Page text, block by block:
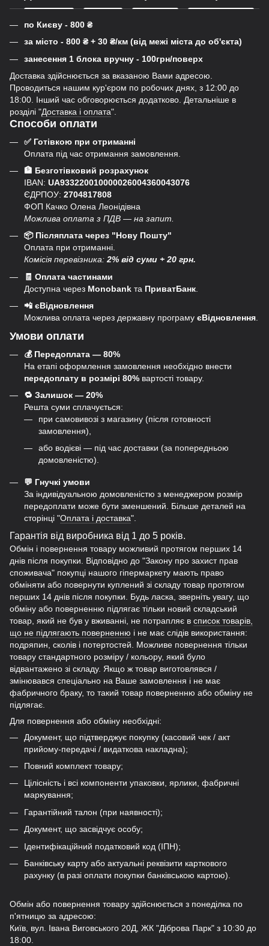
по Києву - 800 ₴
за місто - 800 ₴ + 30 ₴/км (від межі міста до об'єкта)
занесення 1 блока вручну - 100грн/поверх
Доставка здійснюється за вказаною Вами адресою.
Проводиться нашим кур'єром по робочих днях, з 12:00 до
18:00. Інший час обговорюється додатково. Детальніше в
розділі "Доставка і оплата".
Способи оплати
✅ Готівкою при отриманні
Оплата під час отримання замовлення.
🏦 Безготівковий розрахунок
IBAN: UA933220010000026004360043076
ЄДРПОУ: 2704817808
ФОП Качко Олена Леонідівна
Можлива оплата з ПДВ — на запит.
📦 Післяплата через "Нову Пошту"
Оплата при отриманні.
Комісія перевізника:2% від суми + 20 грн.
🧾 Оплата частинами
Доступна через Monobank та ПриватБанк
📲 єВідновлення
Можлива оплата через державну програму єВідновлення
Умови оплати
💰 Передоплата — 80%
На етапі оформлення замовлення необхідно внести
передоплату в розмірі 80% вартості товару.
🔁 Залишок — 20%
Решта суми сплачується:
при самовивозі з магазину (після готовності
замовлення),
або водієві — під час доставки (за попередньою
домовленістю).
💬 Гнучкі умови
За індивідуальною домовленістю з менеджером розмір
передоплати може бути зменшений. Більше деталей на
сторінці "Оплата і доставка".
Гарантія від виробника від 1 до 5 років.
Обмін і повернення товару можливий протягом перших 14
днів після покупки. Відповідно до "Закону про захист прав
споживача" покупці нашого гіпермаркету мають право
обміняти або повернути куплений зі складу товар протягом
перших 14 днів після покупки. Будь ласка, зверніть увагу, що
обміну або поверненню підлягає тільки новий складський
товар, який не був у вживанні, не потрапляє в список товарів,
що не підлягають поверненню і не має слідів використання:
подряпин, сколів і потертостей. Можливе повернення тільки
товару стандартного розміру / кольору, який було
відвантажено зі складу. Якщо ж товар виготовлявся /
змінювався спеціально на Ваше замовлення і не має
фабричного браку, то такий товар поверненню або обміну не
підлягає.
Для повернення або обміну необхідні:
Документ, що підтверджує покупку (касовий чек / акт
прийому-передачі / видаткова накладна);
Повний комплект товару;
Цілісність і всі компоненти упаковки, ярлики, фабричні
маркування;
Гарантійний талон (при наявності);
Документ, що засвідчує особу;
Ідентифікаційний податковий код (ІПН);
Банківську карту або актуальні реквізити карткового
рахунку (в разі оплати покупки банківською картою).
Обмін або повернення товару здійснюється з понеділка по
п'ятницю за адресою:
Київ, вул. Івана Виговського 20Д, ЖК "Діброва Парк" з 10:30 до
18:00.